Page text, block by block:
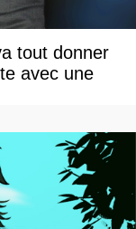
tout donner
avec une